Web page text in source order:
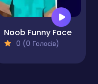
Noob Funny Face
0 (0 Голосів)